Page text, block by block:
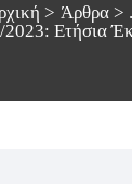
Άρθρα
Ετήσια